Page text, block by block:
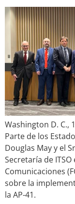
Washington D. C.,
Parte de los
Douglas May y el
Secretaría de
Comunicaciones
sobre la
la AP-41.